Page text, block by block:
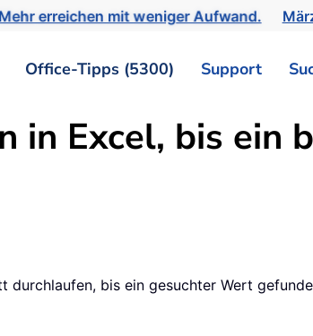
erreichen mit weniger Aufwand.
Office-Tipps (5300) Support
in Excel, bis ein
bis ein gesuchter Wert